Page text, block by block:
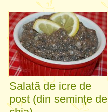
Salată de icre de
post (din semințe de